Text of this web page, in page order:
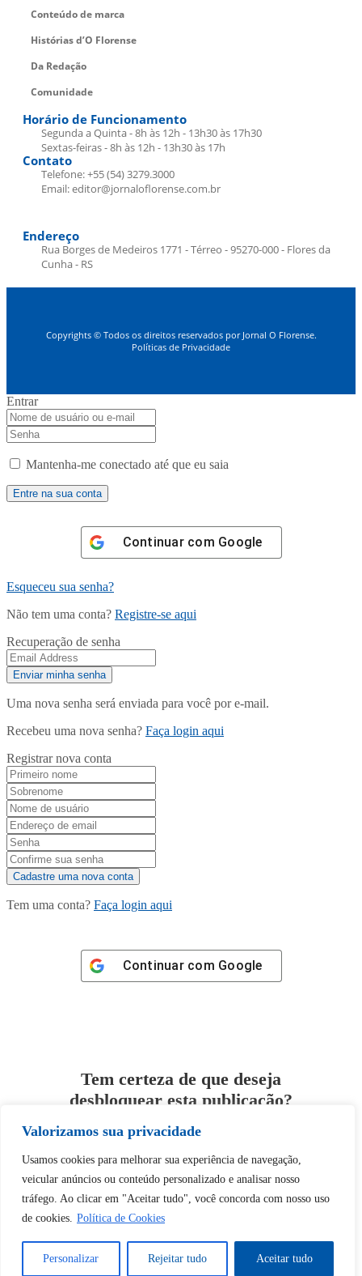
Valorizamos sua privacidade
Usamos cookies para melhorar sua experiência de navegação,
veicular anúncios ou conteúdo personalizado e analisar nosso
tráfego. Ao clicar em "Aceitar tudo", você concorda com nosso uso
de cookies. Política de Cookies
Personalizar Rejeitar tudo Aceitar tudo
Conteúdo de marca
Histórias d’O Florense
Da Redação
Comunidade
Horário de Funcionamento
Segunda a Quinta - 8h às 12h - 13h30 às 17h30
Sextas-feiras - 8h às 12h - 13h30 às 17h
Contato
Telefone: +55 (54) 3279.3000
Email: editor@jornaloflorense.com.br
Endereço
Rua Borges de Medeiros 1771 - Térreo - 95270-000 - Flores da
Cunha - RS
Copyrights © Todos os direitos reservados por Jornal O Florense.
Políticas de Privacidade
Entrar
Mantenha-me conectado até que eu saia
Continuar com Google
Esqueceu sua senha?
Não tem uma conta? Registre-se aqui
Recuperação de senha
Uma nova senha será enviada para você por e-mail.
Recebeu uma nova senha? Faça login aqui
Registrar nova conta
Tem uma conta? Faça login aqui
Continuar com Google
Tem certeza de que deseja
desbloquear esta publicação?
Sim Não